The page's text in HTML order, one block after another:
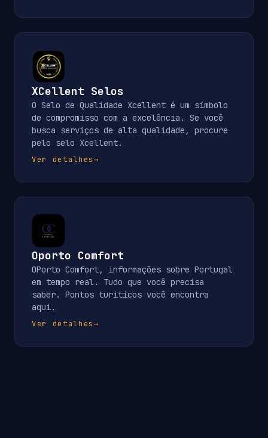
XCellent Selos
O Selo de Qualidade Xcellent é um símbolo
de compromisso com a excelência. Se você
busca serviços de alta qualidade, procure
pelo selo Xcellent.
Ver detalhes→
Oporto Comfort
OPorto Comfort, informações sobre Portugal
em tempo real. Tudo que você precisa
saber. Pontos turiticos você encontra
aqui.
Ver detalhes→